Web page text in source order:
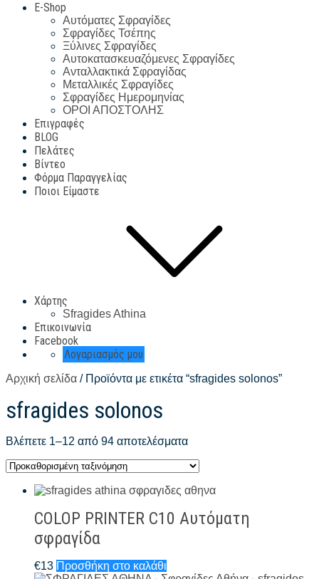
E-Shop
Αυτόματες Σφραγίδες
Σφραγίδες Τσέπης
Ξύλινες Σφραγίδες
Αυτοκατασκευαζόμενες Σφραγίδες
Ανταλλακτικά Σφραγίδας
Μεταλλικές Σφραγίδες
Σφραγίδες Ημερομηνίας
ΟΡΟΙ ΑΠΟΣΤΟΛΗΣ
Επιγραφές
BLOG
Πελάτες
Βίντεο
Φόρμα Παραγγελίας
Ποιοι Είμαστε
Χάρτης
Sfragides Athina
Επικοινωνία
Facebook
Λογαριασμός μου
Αρχική σελίδα / Προϊόντα με ετικέτα “sfragides solonos”
sfragides solonos
Βλέπετε 1–12 από 94 αποτελέσματα
COLOP PRINTER C10 Αυτόματη
σφραγίδα
€13 Προσθήκη στο καλάθι